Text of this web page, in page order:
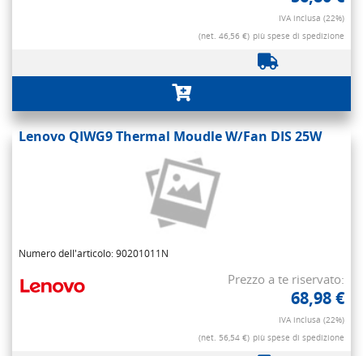
IVA inclusa (22%)
(net. 46,56 €) più spese di spedizione
Lenovo QIWG9 Thermal Moudle W/Fan DIS 25W
Numero dell'articolo: 90201011N
Prezzo a te riservato:
68,98 €
IVA inclusa (22%)
(net. 56,54 €) più spese di spedizione